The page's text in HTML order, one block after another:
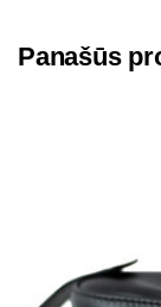
Panašūs